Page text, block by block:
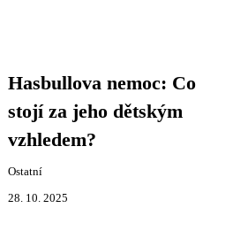
Hasbullova nemoc: Co
stojí za jeho dětským
vzhledem?
Ostatní
28. 10. 2025